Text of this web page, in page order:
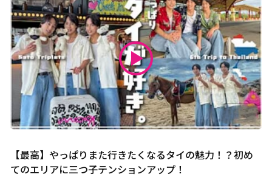
【最高】やっぱりまた行きたくなるタイの魅力！？初め
てのエリアに三つ子テンションアップ！